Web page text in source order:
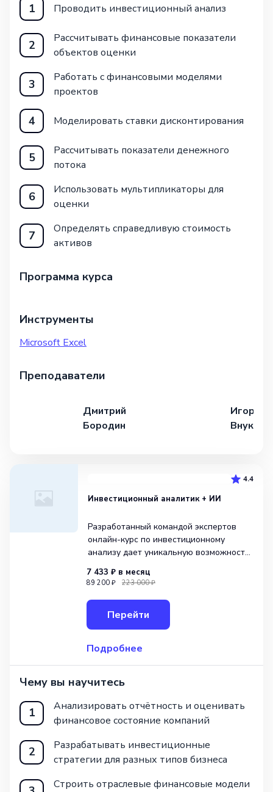
1
Проводить инвестиционный анализ
2
Рассчитывать финансовые показатели
объектов оценки
3
Работать с финансовыми моделями
проектов
4 Моделировать ставки дисконтирования
5
Рассчитывать показатели денежного
потока
6
Использовать мультипликаторы для
оценки
7
Определять справедливую стоимость
активов
Программа курса
Инструменты
Microsoft Excel
Преподаватели
Дмитрий
Бородин
Игорь
Внуков
4.4
Инвестиционный аналитик + ИИ
Разработанный командой экспертов
онлайн-курс по инвестиционному
анализу дает уникальную возможность
аналитика за короткий срок. За 2−3
анализировать финансовую отчетность
компаний, оценивать их финансовое
сост
7 433 ₽ в месяц
89 200 ₽ 223 000 ₽
Перейти
Подробнее
Чему вы научитесь
1
Анализировать отчётность и оценивать
финансовое состояние компаний
2
Разрабатывать инвестиционные
стратегии для разных типов бизнеса
Строить отраслевые финансовые модели